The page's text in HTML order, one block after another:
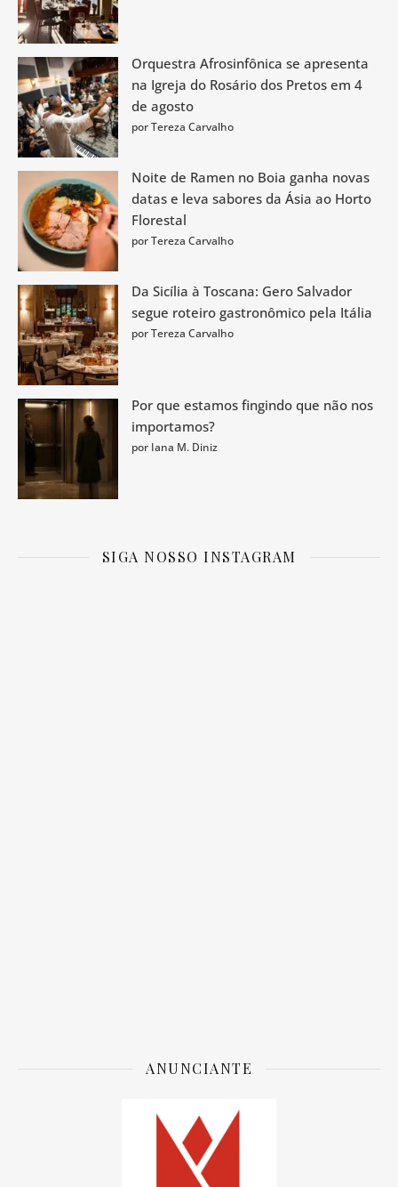
Orquestra Afrosinfônica se apresenta
na Igreja do Rosário dos Pretos em 4
de agosto
por Tereza Carvalho
Noite de Ramen no Boia ganha novas
datas e leva sabores da Ásia ao Horto
Florestal
por Tereza Carvalho
Da Sicília à Toscana: Gero Salvador
segue roteiro gastronômico pela Itália
por Tereza Carvalho
Por que estamos fingindo que não nos
importamos?
por Iana M. Diniz
SIGA NOSSO INSTAGRAM
ANUNCIANTE